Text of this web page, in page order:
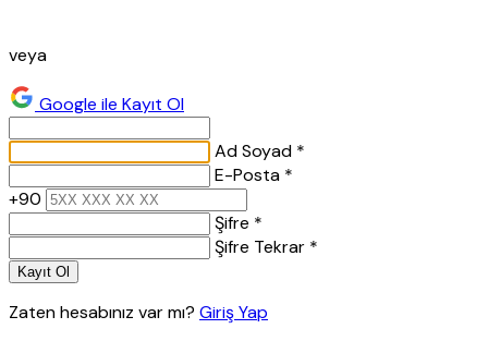
veya
Google ile Kayıt Ol
Ad Soyad *
E-Posta *
+90
Şifre *
Şifre Tekrar *
Kayıt Ol
Zaten hesabınız var mı? Giriş Yap